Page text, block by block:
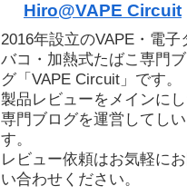
Hiro@VAPE Circuit
2016年設立のVAPE・電子
バコ・加熱式たばこ専門ブ
グ「VAPE Circuit」です。
製品レビューをメインに
専門ブログを運営してしい
す。
レビュー依頼はお気軽に
い合わせください。